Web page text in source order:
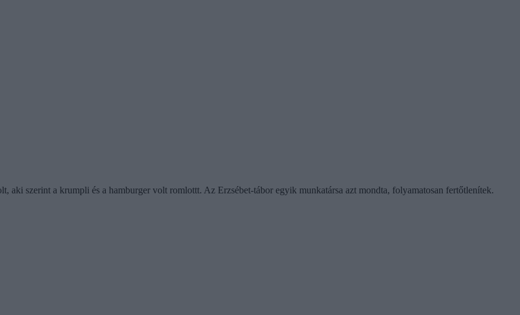
aki szerint a krumpli és a hamburger volt romlottt. Az Erzsébet-tábor egyik munkatársa azt mondta, folyamatosan fertőtlenítek.